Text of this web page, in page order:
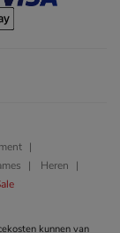
Heren
kunnen van